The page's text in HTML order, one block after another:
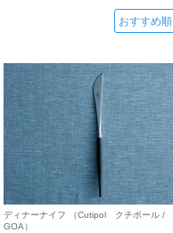
おすすめ順
ディナーナイフ （Cutipol クチポール /
GOA）